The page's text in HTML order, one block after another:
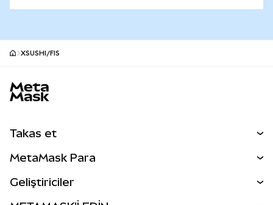
XSUSHI/FIS
Takas et
Perps
MetaMask Para
Geliştiriciler